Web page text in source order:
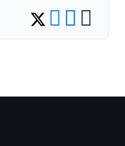
Share on Twitter
Share on Facebook
Share on
Copy link